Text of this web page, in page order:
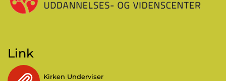
Link
Kirken Underviser